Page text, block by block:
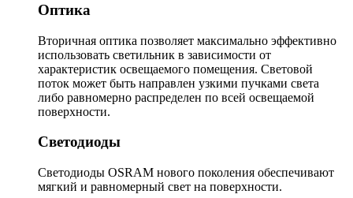
Оптика
Вторичная оптика позволяет максимально эффективно
использовать светильник в зависимости от
характеристик освещаемого помещения. Световой
поток может быть направлен узкими пучками света
либо равномерно распределен по всей освещаемой
поверхности.
Светодиоды
Светодиоды OSRAM нового поколения обеспечивают
мягкий и равномерный свет на поверхности.